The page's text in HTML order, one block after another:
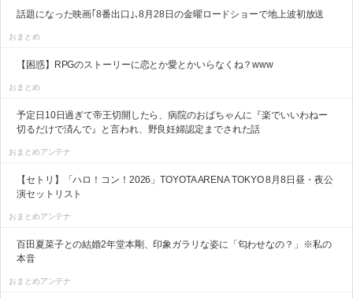
話題になった映画｢8番出口｣､8月28日の金曜ロードショーで地上波初放送
おまとめ
【困惑】RPGのストーリーに恋とか愛とかいらなくね？www
おまとめ
予定日10日過ぎて帝王切開したら、病院のおばちゃんに『楽でいいわねー
切るだけで済んで』と言われ、野良妊婦認定までされた話
おまとめアンテナ
【セトリ】「ハロ！コン！2026」TOYOTA ARENA TOKYO 8月8日昼・夜公
演セットリスト
おまとめアンテナ
百田夏菜子との結婚2年堂本剛、印象ガラリな姿に「匂わせなの？」※私の
本音
おまとめアンテナ